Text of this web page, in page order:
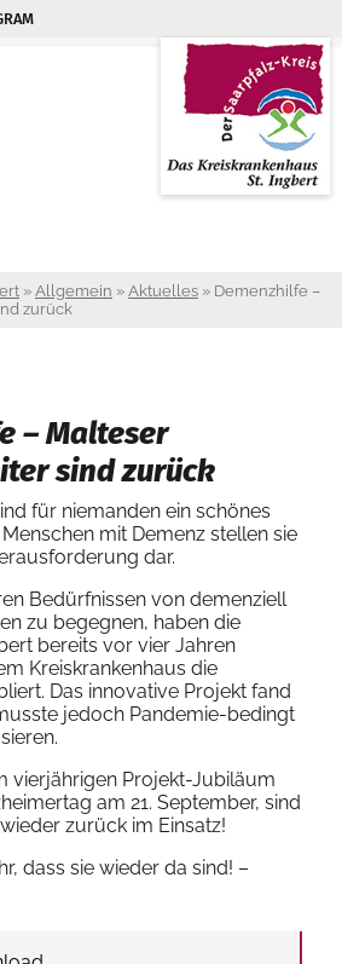
» Allgemein » Aktuelles » Demenzhilfe –
zurück
– Malteser
sind zurück
für niemanden ein schönes
mit Demenz stellen sie
dar.
Bedürfnissen von demenziell
zu begegnen, haben die
bereits vor vier Jahren
Kreiskrankenhaus die
Das innovative Projekt fand
jedoch Pandemie-bedingt
vierjährigen Projekt-Jubiläum
am 21. September, sind
zurück im Einsatz!
dass sie wieder da sind! –